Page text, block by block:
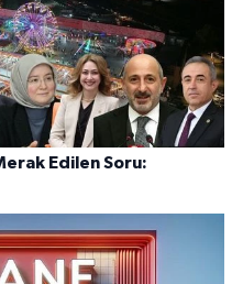
Edilen Soru: